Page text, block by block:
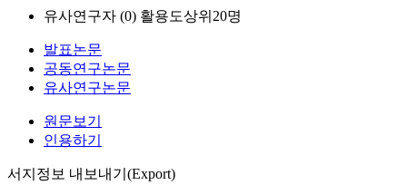
유사연구자 (0) 활용도상위20명
발표논문
공동연구논문
유사연구논문
원문보기
인용하기
서지정보 내보내기(Export)